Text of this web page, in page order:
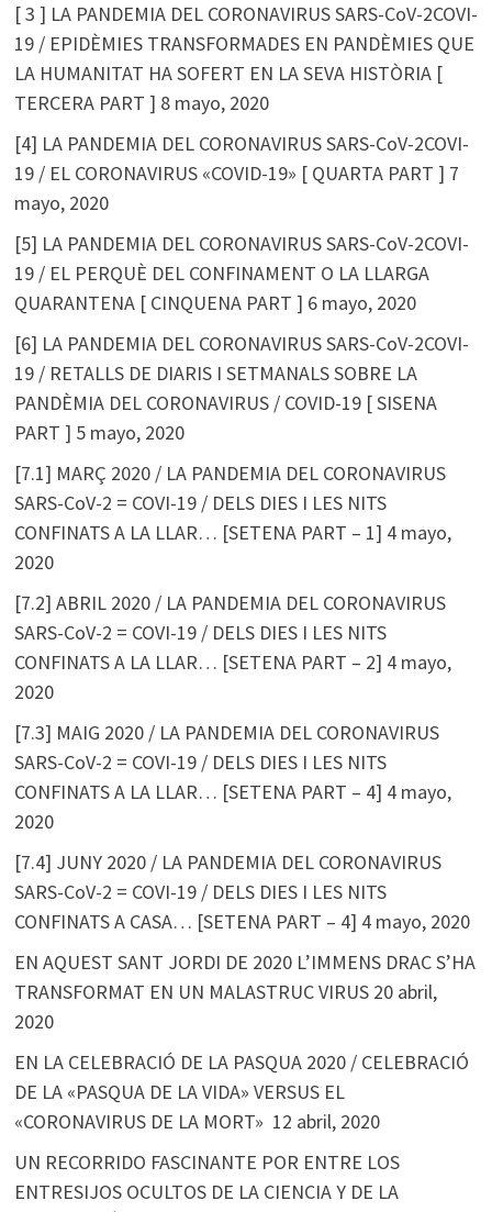
[ 3 ] LA PANDEMIA DEL CORONAVIRUS SARS-CoV-2COVI-
19 / EPIDÈMIES TRANSFORMADES EN PANDÈMIES QUE
LA HUMANITAT HA SOFERT EN LA SEVA HISTÒRIA [
TERCERA PART ] 8 mayo, 2020
[4] LA PANDEMIA DEL CORONAVIRUS SARS-CoV-2COVI-
19 / EL CORONAVIRUS «COVID-19» [ QUARTA PART ] 7
mayo, 2020
[5] LA PANDEMIA DEL CORONAVIRUS SARS-CoV-2COVI-
19 / EL PERQUÈ DEL CONFINAMENT O LA LLARGA
QUARANTENA [ CINQUENA PART ] 6 mayo, 2020
[6] LA PANDEMIA DEL CORONAVIRUS SARS-CoV-2COVI-
19 / RETALLS DE DIARIS I SETMANALS SOBRE LA
PANDÈMIA DEL CORONAVIRUS / COVID-19 [ SISENA
PART ] 5 mayo, 2020
[7.1] MARÇ 2020 / LA PANDEMIA DEL CORONAVIRUS
SARS-CoV-2 = COVI-19 / DELS DIES I LES NITS
CONFINATS A LA LLAR… [SETENA PART – 1] 4 mayo,
2020
[7.2] ABRIL 2020 / LA PANDEMIA DEL CORONAVIRUS
SARS-CoV-2 = COVI-19 / DELS DIES I LES NITS
CONFINATS A LA LLAR… [SETENA PART – 2] 4 mayo,
2020
[7.3] MAIG 2020 / LA PANDEMIA DEL CORONAVIRUS
SARS-CoV-2 = COVI-19 / DELS DIES I LES NITS
CONFINATS A LA LLAR… [SETENA PART – 4] 4 mayo,
2020
[7.4] JUNY 2020 / LA PANDEMIA DEL CORONAVIRUS
SARS-CoV-2 = COVI-19 / DELS DIES I LES NITS
CONFINATS A CASA… [SETENA PART – 4] 4 mayo, 2020
EN AQUEST SANT JORDI DE 2020 L’IMMENS DRAC S’HA
TRANSFORMAT EN UN MALASTRUC VIRUS 20 abril,
2020
EN LA CELEBRACIÓ DE LA PASQUA 2020 / CELEBRACIÓ
DE LA «PASQUA DE LA VIDA» VERSUS EL
«CORONAVIRUS DE LA MORT» 12 abril, 2020
UN RECORRIDO FASCINANTE POR ENTRE LOS
ENTRESIJOS OCULTOS DE LA CIENCIA Y DE LA